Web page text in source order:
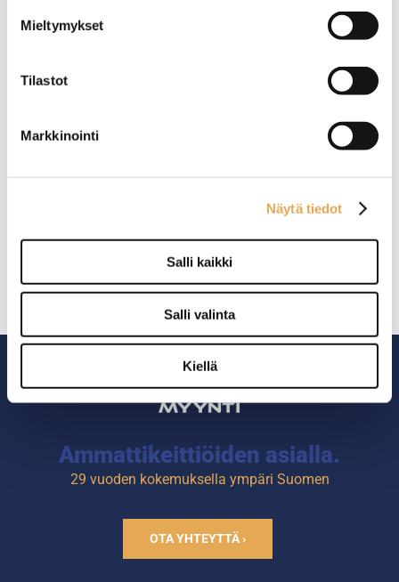
Mieltymykset
Tilastot
Markkinointi
Näytä tiedot
Salli kaikki
Salli valinta
Kiellä
Materiaali RST
Erittäin vakaa sekoittamisen
aikana liukumattoman
MAteriaali RST
Ammattikeittiöiden asialla.
29 vuoden kokemuksella ympäri Suomen
OTA YHTEYTTÄ ›